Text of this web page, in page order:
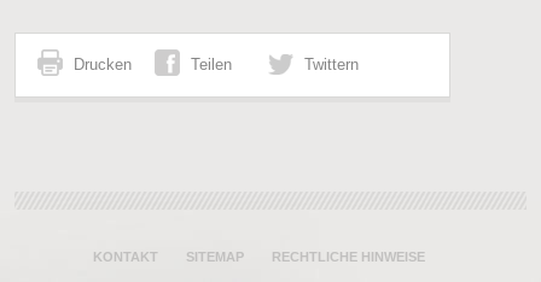
Drucken Teilen Twittern
KONTAKT SITEMAP RECHTLICHE HINWEISE